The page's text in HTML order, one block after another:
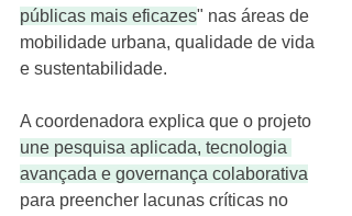
públicas mais eficazes" nas áreas de
mobilidade urbana, qualidade de vida
e sustentabilidade.
A coordenadora explica que o projeto
une pesquisa aplicada, tecnologia
avançada e governança colaborativa
para preencher lacunas críticas no